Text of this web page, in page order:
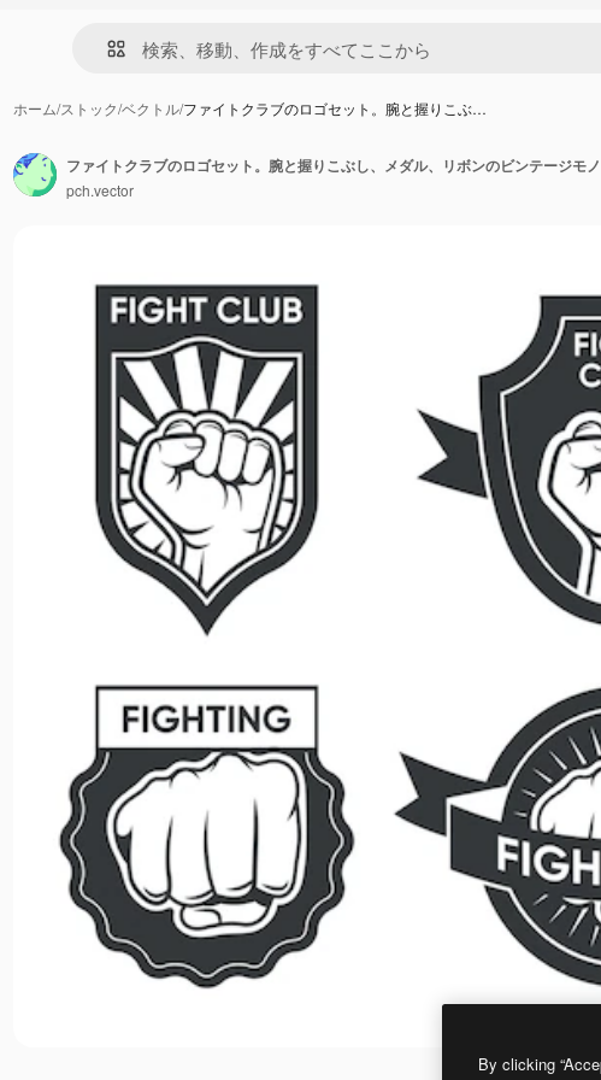
ホーム/ストック/ベクトル/ファイトクラブのロゴセット。腕と握りこぶ…
pch.vector
By clicking